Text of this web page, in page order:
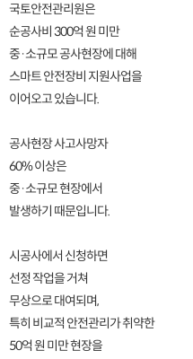
국토안전관리원은
순공사비 300억 원 미만
중·소규모 공사현장에 대해
스마트 안전장비 지원사업을
이어오고 있습니다.
공사현장 사고사망자
60% 이상은
중·소규모 현장에서
발생하기 때문입니다.
시공사에서 신청하면
선정 작업을 거쳐
무상으로 대여되며,
특히 비교적 안전관리가 취약한
50억 원 미만 현장을